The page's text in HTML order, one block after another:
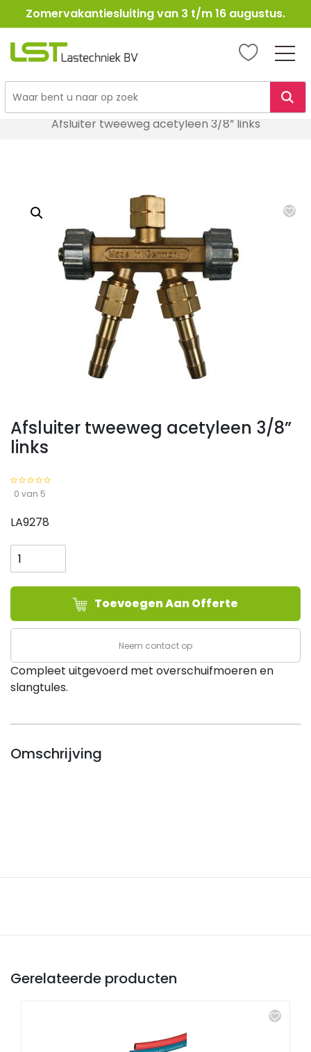
Ga
naar
Zomervakantiesluiting van 3 t/m 16 augustus.
LST
Lasbenodigheden
Afsluiter tweeweg acetyleen 3/8” links
Afsluiter tweeweg acetyleen 3/8”
links
0 van 5
LA9278
tweeweg
acetyleen
3/8''
aantal
Toevoegen Aan Offerte
Neem contact op
Compleet uitgevoerd met overschuifmoeren en
slangtules.
Omschrijving
Gerelateerde producten